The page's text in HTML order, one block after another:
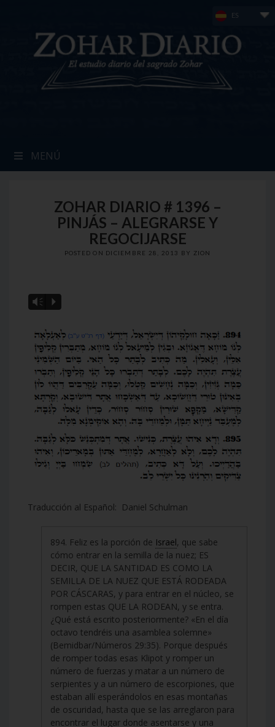
ES
MENÚ
ZOHAR DIARIO # 1396 –
PINJÁS – ALEGRARSE Y
REGOCIJARSE
POSTED ON DICIEMBRE 28, 2013 BY ZION
Vm P
Traducción al Español: Daniel Schulman
894. Feliz es la porción de Israel, que sabe
cómo entrar en la semilla de la nuez; ES
DECIR, QUE LA SANTIDAD ES COMO LA
SEMILLA DE LA NUEZ QUE ESTÁ RODEADA
POR CÁSCARAS, y para entrar en el núcleo, se
rompen estas QUE LA RODEAN, y se entra.
¿Qué está escrito posteriormente? «En el día
octavo tendréis una asamblea solemne»
(Bemidbar/Números 29:35). Porque después
de romper todas esas Klipot y romper un
número de fuerzas y matar a un número de
serpientes y a un número de escorpiones, que
estaban allí esperándolos en esas montañas
de oscuridad, hasta que se las arreglaron para
encontrar el lugar donde asentarse y una